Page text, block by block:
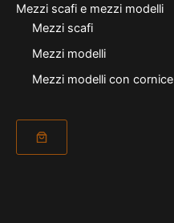
Mezzi scafi e mezzi modelli
Mezzi scafi
Mezzi modelli
Mezzi modelli con